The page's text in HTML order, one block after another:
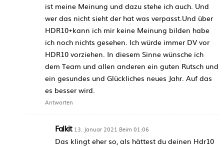
ist meine Meinung und dazu stehe ich auch. Und
wer das nicht sieht der hat was verpasst.Und über
HDR10+kann ich mir keine Meinung bilden habe
ich noch nichts gesehen. Ich würde immer DV vor
HDR10 vorziehen. In diesem Sinne wünsche ich
dem Team und allen anderen ein guten Rutsch und
ein gesundes und Glückliches neues Jahr. Auf das
es besser wird.
Antworten
Falkit 13. Januar 2021 Beim 01:06
Das klingt eher so, als hättest du deinen Hdr10